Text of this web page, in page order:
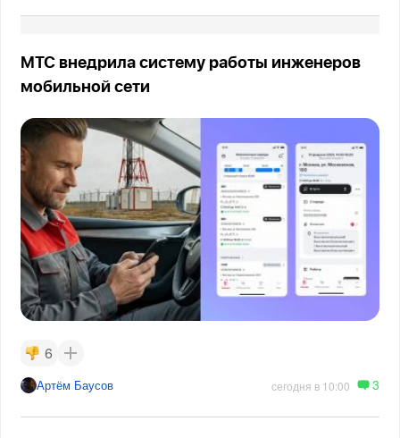
МТС внедрила систему работы инженеров
мобильной сети
6
Артём Баусов сегодня в 10:00 3